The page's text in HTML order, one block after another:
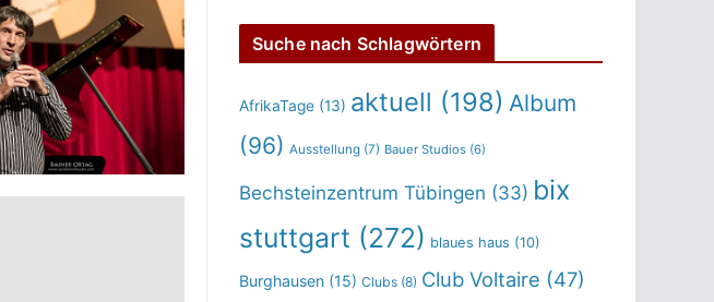
Suche nach Schlagwörtern
AfrikaTage (13) aktuell (198) Album
(96) Ausstellung (7) Bauer Studios (6)
Bechsteinzentrum Tübingen (33) bix
stuttgart (272) blaues haus (10)
Burghausen (15) Clubs (8) Club Voltaire (47)